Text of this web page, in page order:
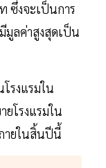
ซึ่งจะเป็นการ
มูลค่าสูงสุดเป็น
รงแรมใน
โรงแรมใน
ายในสิ้นปีนี้